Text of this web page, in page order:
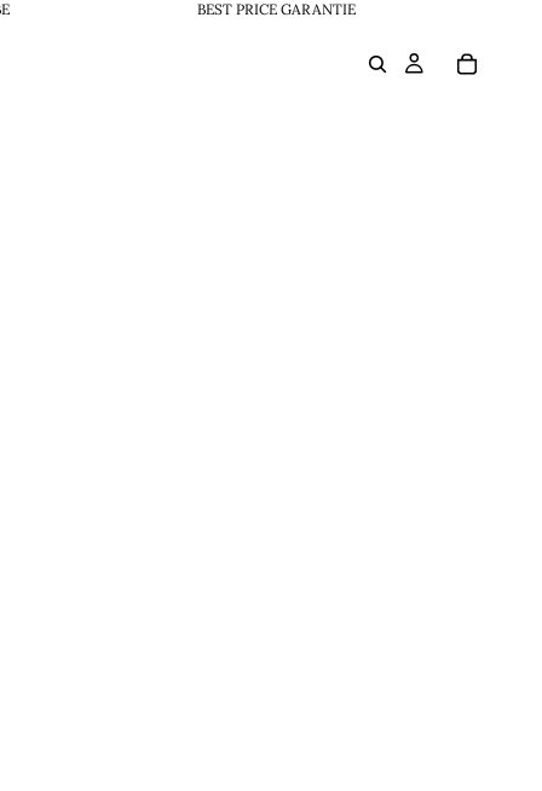
BEST PRICE GARANTIE